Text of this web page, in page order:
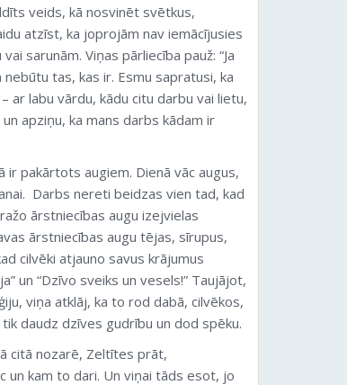
veids, kā nosvinēt svētkus,
atzīst, ka joprojām nav iemācījusies
sarunām. Viņas pārliecība pauž: “Ja
tas, kas ir. Esmu sapratusi, ka
ar labu vārdu, kādu citu darbu vai lietu,
apziņu, ka mans darbs kādam ir
ir pakārtots augiem. Dienā vāc augus,
Darbs nereti beidzas vien tad, kad
ārstniecības augu izejvielas
ārstniecības augu tējas, sīrupus,
cilvēki atjauno savus krājumus
un “Dzīvo sveiks un vesels!” Taujājot,
viņa atklāj, ka to rod dabā, cilvēkos,
daudz dzīves gudrību un dod spēku.
citā nozarē, Zeltītes prāt,
un kam to dari. Un viņai tāds esot, jo